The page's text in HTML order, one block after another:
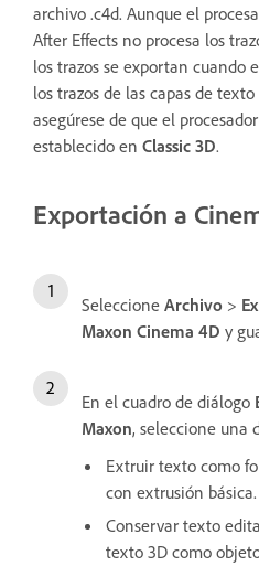
archivo .c4d. Aunque el
After Effects no procesa los
los trazos se exportan cuando
los trazos de las capas de
asegúrese de que el
establecido en Classic 3D.
Exportación a
Seleccione Archivo >
Maxon Cinema 4D y
En el cuadro de diálogo
Maxon, seleccione una
Extruir texto como
con extrusión básica.
Conservar texto
texto 3D como